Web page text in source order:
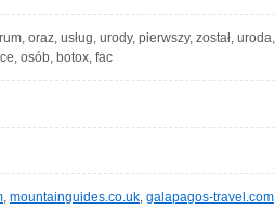
oraz, usług, urody, pierwszy, został,
osób, botox, fac
, mountainguides.co.uk, galapagos-travel.com